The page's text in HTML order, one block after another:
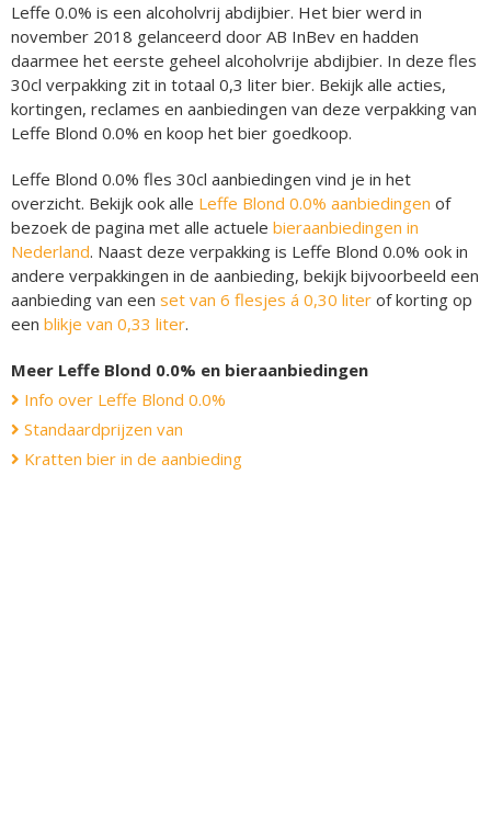
Leffe 0.0% is een alcoholvrij abdijbier. Het bier werd in
november 2018 gelanceerd door AB InBev en hadden
daarmee het eerste geheel alcoholvrije abdijbier. In deze fles
30cl verpakking zit in totaal 0,3 liter bier. Bekijk alle acties,
kortingen, reclames en aanbiedingen van deze verpakking van
Leffe Blond 0.0% en koop het bier goedkoop.
Leffe Blond 0.0% fles 30cl aanbiedingen vind je in het
overzicht. Bekijk ook alle Leffe Blond 0.0% aanbiedingen of
bezoek de pagina met alle actuele bieraanbiedingen in
Nederland. Naast deze verpakking is Leffe Blond 0.0% ook in
andere verpakkingen in de aanbieding, bekijk bijvoorbeeld een
aanbieding van een set van 6 flesjes á 0,30 liter of korting op
een blikje van 0,33 liter.
Meer Leffe Blond 0.0% en bieraanbiedingen
Info over Leffe Blond 0.0%
Standaardprijzen van
Kratten bier in de aanbieding